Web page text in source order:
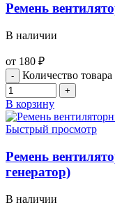
Ремень
В наличии
от 180 ₽
Количество
В корзину
Быстрый просмотр
Ремень
генератор)
В наличии